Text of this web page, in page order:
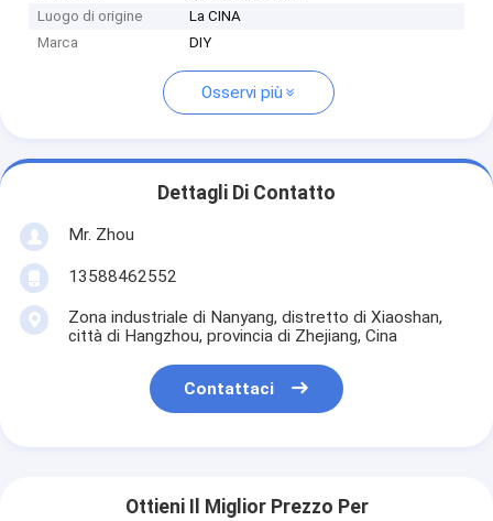
Luogo di origine
La CINA
Marca
DIY
Osservi più
Dettagli Di Contatto
Mr. Zhou
13588462552
Zona industriale di Nanyang, distretto di Xiaoshan,
città di Hangzhou, provincia di Zhejiang, Cina
Contattaci
Ottieni Il Miglior Prezzo Per